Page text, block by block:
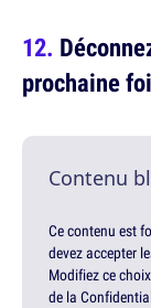
prochaine
Contenu
Ce contenu est
devez accepter
Modifiez ce
de la